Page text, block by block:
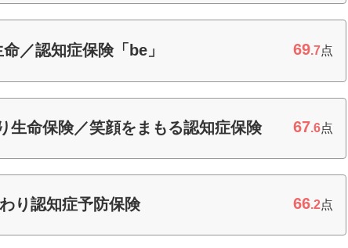
／認知症保険「be」 69.7点
生命保険／笑顔をまもる認知症保険 67.6点
り認知症予防保険 66.2点